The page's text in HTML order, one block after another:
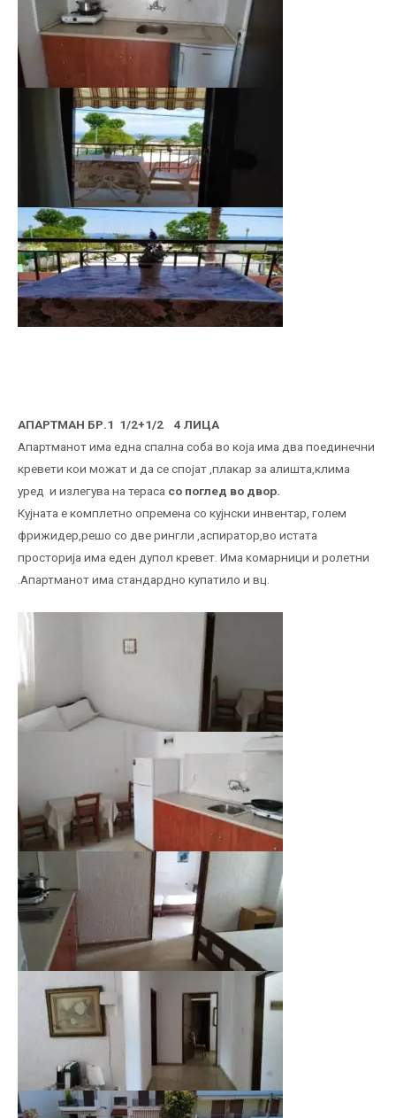
АПАРТМАН БР.1 1/2+1/2 4 ЛИЦА
Апартманот има една спална соба во која има два поединечни
кревети кои можат и да се спојат ,плакар за алишта,клима
уред и излегува на тераса со поглед во двор.
Кујната е комплетно опремена со кујнски инвентар, голем
фрижидер,решо со две рингли ,аспиратор,во истата
просторија има еден дупол кревет. Има комарници и ролетни
.Апартманот има стандардно купатило и вц.